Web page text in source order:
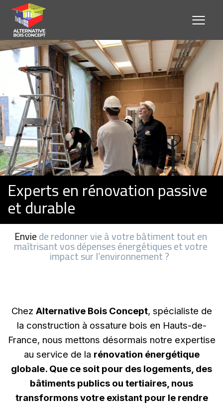
Experts en rénovation passive
et durable
Enviederedonnervieàvotrebâtimenttouten
maîtrisantvosdépensesénergétiquesetvotre
impactsurl’environnement?
Chez Alternative Bois Concept, spécialiste de
la construction à ossature bois en Hauts-de-
France, nous mettons désormais notre expertise
au service de la rénovation énergétique
globale. Que ce soit pour des logements, des
bâtiments publics ou tertiaires, nous
transformons votre existant pour le rendre